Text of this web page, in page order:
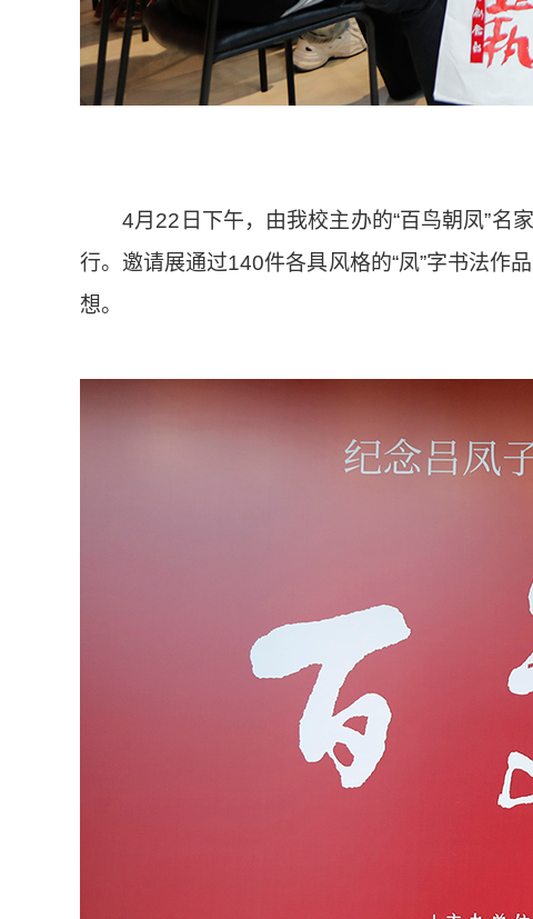
4月22日下午，由我校主办的“百鸟朝凤”名家
行。邀请展通过140件各具风格的“凤”字书法作
想。